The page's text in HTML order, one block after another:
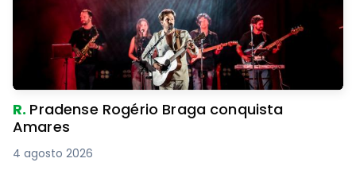
R. Pradense Rogério Braga conquista
Amares
4 agosto 2026